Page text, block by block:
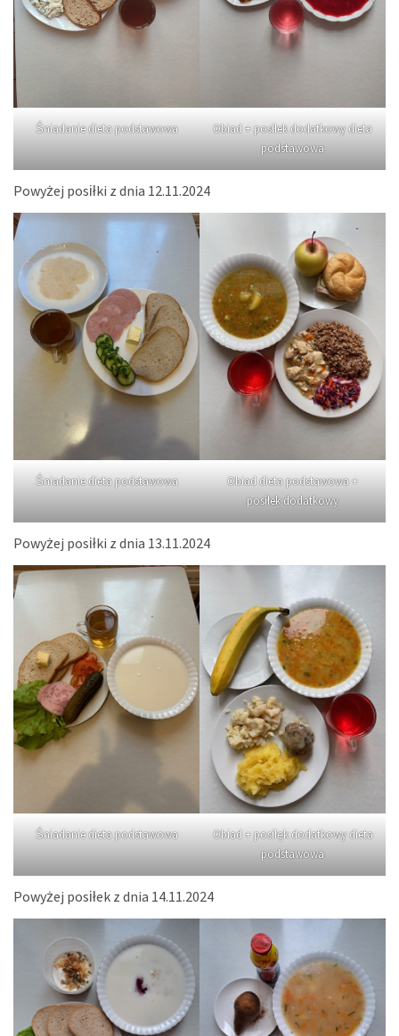
Śniadanie dieta podstawowa
Obiad + posiłek dodatkowy dieta
podstawowa
Powyżej posiłki z dnia 12.11.2024
Śniadanie dieta podstawowa
Obiad dieta podstawowa +
posiłek dodatkowy
Powyżej posiłki z dnia 13.11.2024
Śniadanie dieta podstawowa
Obiad + posiłęk dodatkowy dieta
podstawowa
Powyżej posiłek z dnia 14.11.2024